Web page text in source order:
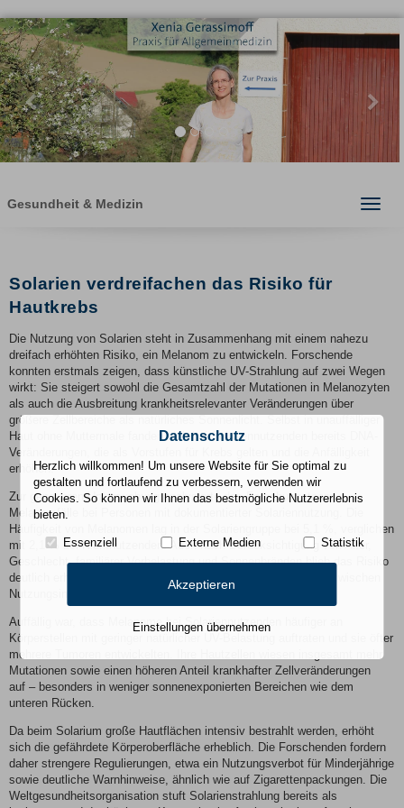
Previous
Gesundheit & Medizin
Toggle
Solarien verdreifachen das Risiko für
Hautkrebs
Die Nutzung von Solarien steht in Zusammenhang mit einem nahezu
dreifach erhöhten Risiko, ein Melanom zu entwickeln. Forschende
konnten erstmals zeigen, dass künstliche UV-Strahlung auf zwei Wegen
wirkt: Sie steigert sowohl die Gesamtzahl der Mutationen in Melanozyten
als auch die Ausbreitung krankheitsrelevanter Veränderungen über
größere Zellbereiche als natürliches Sonnenlicht. Selbst in unauffälliger
Haut ohne Muttermale fanden sich bei Solariennutzenden bereits DNA-
Veränderungen, die als Vorstufen für Krebs gelten und die Anfälligkeit
erhöhen.
Zur genaueren Untersuchung analysierte das Forschungsteam
Melanomfälle bei Personen mit dokumentierter Solariennutzung. Die
Häufigkeit von Melanomen lag in der Solariengruppe bei 5,1 %, verglichen
mit 2,1 % bei Nichtnutzenden. Auch nach Berücksichtigung von Alter,
Geschlecht, familiärer Vorbelastung und Sonnenbränden blieb das Risiko
deutlich erhöht. Zudem zeigte sich ein klarer Zusammenhang zwischen
Nutzungsintensität und Erkrankungsrisiko.
Auffällig war, dass Melanome bei Solariennutzenden häufiger an
Körperstellen mit geringer natürlicher UV-Belastung auftraten und sie öfter
mehrere Tumoren entwickelten. Ihre Hautzellen wiesen insgesamt mehr
Mutationen sowie einen höheren Anteil krankhafter Zellveränderungen
auf – besonders in weniger sonnenexponierten Bereichen wie dem
unteren Rücken.
Da beim Solarium große Hautflächen intensiv bestrahlt werden, erhöht
sich die gefährdete Körperoberfläche erheblich. Die Forschenden fordern
daher strengere Regulierungen, etwa ein Nutzungsverbot für Minderjährige
sowie deutliche Warnhinweise, ähnlich wie auf Zigarettenpackungen. Die
Weltgesundheitsorganisation stuft Solarienstrahlung bereits als
Datenschutz
Herzlich willkommen! Um unsere Website für Sie optimal zu
gestalten und fortlaufend zu verbessern, verwenden wir
Cookies. So können wir Ihnen das bestmögliche Nutzererlebnis
bieten.
Essenziell Externe Medien Statistik
Akzeptieren
Einstellungen übernehmen